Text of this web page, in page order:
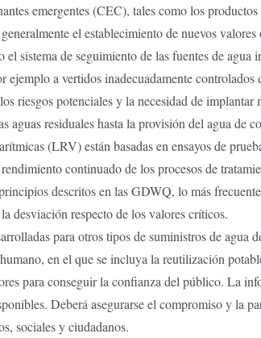
emergentes (CEC), tales como los
el establecimiento de nuevos
de seguimiento de las fuentes de agua
a vertidos inadecuadamente controlados
riesgos potenciales y la necesidad de implantar
residuales hasta la provisión del agua de
(LRV) están basadas en ensayos de
continuado de los procesos de
descritos en las GDWQ, lo más
desviación respecto de los valores críticos.
para otros tipos de suministros de agua
en el que se incluya la reutilización
para conseguir la confianza del público. La
Deberá asegurarse el compromiso y la
sociales y ciudadanos.